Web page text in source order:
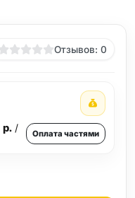
Отзывов: 0
р./
Оплата частями